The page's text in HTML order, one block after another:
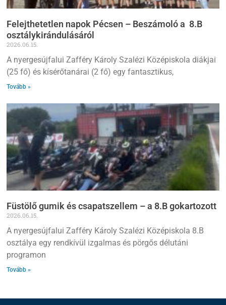
Felejthetetlen napok Pécsen – Beszámoló a 8.B
osztálykirándulásáról
2026.06.15.
A nyergesújfalui Zafféry Károly Szalézi Középiskola diákjai
(25 fő) és kísérőtanárai (2 fő) egy fantasztikus,
Tovább »
Füstölő gumik és csapatszellem – a 8.B gokartozott
2026.06.15.
A nyergesújfalui Zafféry Károly Szalézi Középiskola 8.B
osztálya egy rendkívül izgalmas és pörgős délutáni
programon
Tovább »